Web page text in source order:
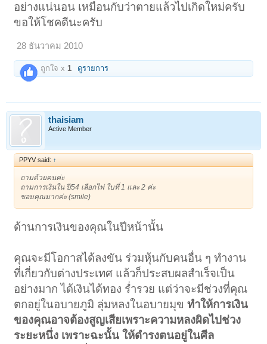
อย่างแน่นอน เหมือนกับว่าตายแล้วไปเกิดใหม่ครับ
ขอให้โชคดีนะครับ
28 ธันวาคม 2010
ถูกใจ x1 ดูรายการ
thaisiam
Active Member
PPYV said: ↑
ถามด้วยคนค่ะ
ถามการเงินใน ปี54 เลือกไพ่ ใบที่ 1 และ 2 ค่ะ
ขอบคุณมากค่ะ (smile)
ด้านการเงินของคุณในปีหน้านั้น
คุณจะมีโอกาสได้ลงขัน ร่วมหุ้นกับคนอื่น ๆ ทำงาน
ที่เกี่ยวกับต่างประเทศ แล้วก็ประสบผลสำเร็จเป็น
อย่างมาก ได้เงินได้ทอง ร่ำรวย แต่ว่าจะมีช่วงที่คุณ
ตกอยู่ในอบายภูมิ ลุ่มหลงในอบายมุขทำให้การเงิน
ของคุณอาจต้องสูญเสียเพราะความหลงผิดไปช่วง
ระยะหนึ่ง เพราะฉะนั้น ให้ดำรงตนอยู่ในศีล